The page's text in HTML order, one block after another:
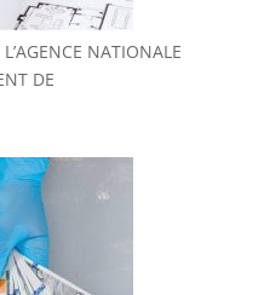
NATIONALE
DE